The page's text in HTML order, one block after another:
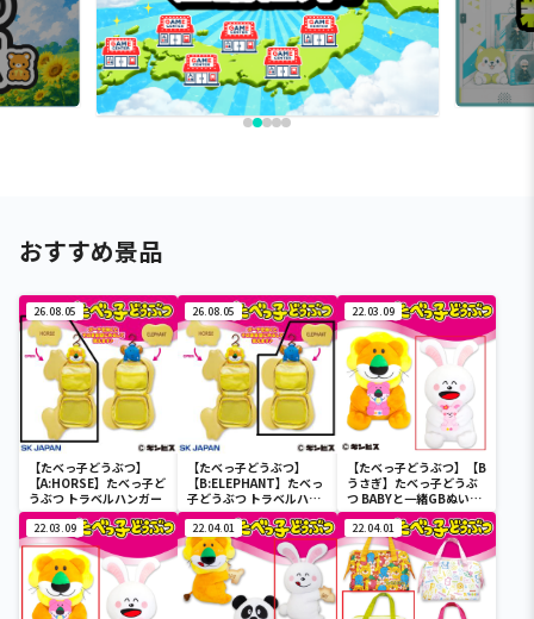
おすすめ景品
26.08.05
【たべっ子どうぶつ】
【A:HORSE】たべっ子ど
うぶつ トラベルハンガー
26.08.05
【たべっ子どうぶつ】
【B:ELEPHANT】たべっ
子どうぶつ トラベルハン
ガー
22.03.09
【たべっ子どうぶつ】【B
うさぎ】たべっ子どうぶ
つ BABYと一緒GBぬいぐ
るみ
22.03.09 22.04.01 22.04.01